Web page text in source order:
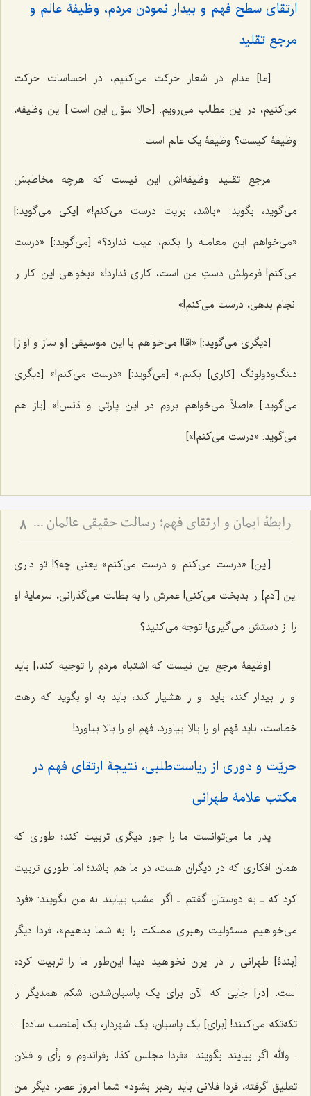
ارتقای سطح فهم و بیدار نمودن مردم، وظیفۀ عالم و
مرجع تقلید
[ما] مدام در شعار حرکت می‌کنیم، در احساسات حرکت
می‌کنیم، در این مطالب می‌رویم. [حالا سؤال این است:] این وظیفه،
وظیفۀ کیست؟ وظیفۀ یک عالم است.
مرجع تقلید وظیفه‌اش این نیست که هرچه مخاطبش
می‌گوید، بگوید: «باشد، برایت درست می‌کنم!» [یکی می‌گوید:]
«می‌خواهم این معامله را بکنم، عیب ندارد؟» [می‌گوید:] «درست
می‌کنم! فرمولش دستِ من است، کاری ندارد!» «بخواهی این کار را
انجام بدهی، درست می‌کنم!»
[دیگری می‌گوید:] «آقا! می‌خواهم با این موسیقی [و ساز و آواز]
دلنگ‌ودولونگ [کاری] بکنم.» [می‌گوید:] «درست می‌کنم!» [دیگری
می‌گوید:] «اصلاً می‌خواهم بروم در این پارتی و دَنس!» [باز هم
می‌گوید: «درست می‌کنم!»]
رابطۀ ایمان و ارتقای فهم؛ رسالت حقیقی عالمان دینی - نقد مرجعیت عوام‌گرا و تفسیر آیۀ ﴿يرفع الله الذين آمنوا منكم والذين اوتوا العلم درجت﴾ 8
[این] «درست می‌کنم و درست می‌کنم» یعنی چه؟! تو داری
این [آدم] را بدبخت می‌کنی! عمرش را به بطالت می‌گذرانی، سرمایۀ ‌او
را از دستش می‌گیری! توجه می‌کنید؟
[وظیفۀ مرجع این نیست که اشتباه مردم را توجیه کند،] باید
او را بیدار کند، باید او را هشیار کند، باید به او بگوید که راهت
خطاست، باید فهمِ او را بالا بیاورد، فهمِ او را بالا بیاورد!
حریّت و دوری‌ از ریاست‌طلبی، نتیجۀ ارتقای فهم در
مکتب علامۀ طهرانی
پدر ما می‌توانست ما را جور دیگری تربیت کند؛ طوری که
همان افکاری که در دیگران هست، در ما هم باشد؛ اما طوری تربیت
کرد که ـ به دوستان گفتم ـ اگر امشب بیایند به من بگویند: «فردا
می‌خواهیم مسئولیت رهبری مملکت را به شما بدهیم»، فردا دیگر
[بندۀ] طهرانی را در ایران نخواهید دید! این‌طور ما را تربیت کرده
است. [در] جایی که الآن برای یک پاسبان‌شدن، شکم همدیگر را
تکه‌تکه می‌کنند! [برای] یک پاسبان، یک شهردار، یک [منصب ساده]...
. والله اگر بیایند بگویند: «فردا مجلس کذا، رفراندوم و رأی و فلان
تعلیق گرفته، فردا فلانی باید رهبر بشود» شما امروز عصر، دیگر من